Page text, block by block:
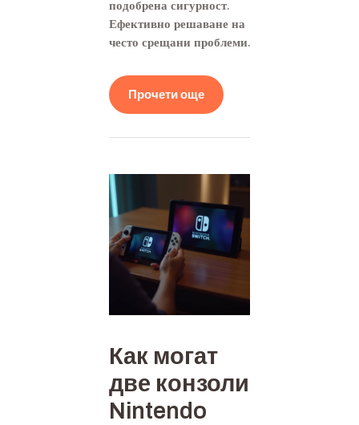
подобрена сигурност.
Ефективно решаване на
често срещани проблеми.
Прочети още
Как могат
две конзоли
Nintendo